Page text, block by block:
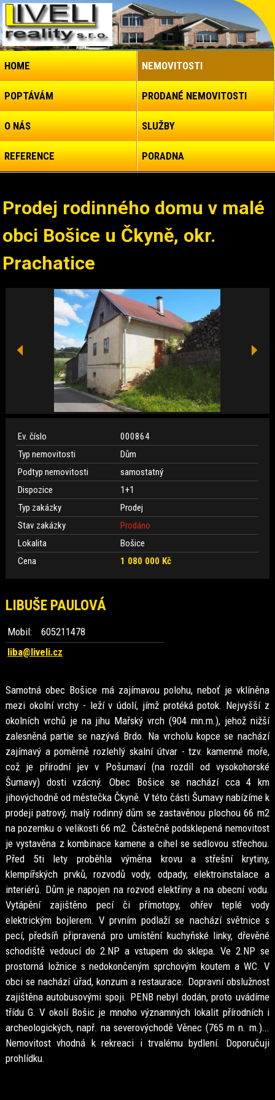
HOME NEMOVITOSTI
POPTÁVÁM PRODANÉ NEMOVITOSTI
O NÁS SLUŽBY
REFERENCE PORADNA
Prodej rodinného domu v malé
obci Bošice u Čkyně, okr.
Prachatice
Ev. číslo
000864
Typ nemovitosti
Dům
Podtyp nemovitosti
samostatný
Dispozice
1+1
Typ zakázky
Prodej
Stav zakázky
Prodáno
Lokalita
Bošice
Cena
1 080 000 Kč
LIBUŠE PAULOVÁ
Mobil:
605211478
liba@liveli.cz
Samotná obec Bošice má zajímavou polohu, neboť je vklíněna
mezi okolní vrchy - leží v údolí, jímž protéká potok. Nejvyšší z
okolních vrchů je na jihu Mařský vrch (904 mn.m.), jehož nižší
zalesněná partie se nazývá Brdo. Na vrcholu kopce se nachází
zajímavý a poměrně rozlehlý skalní útvar - tzv. kamenné moře,
což je přírodní jev v Pošumaví (na rozdíl od vysokohorské
Šumavy) dosti vzácný. Obec Bošice se nachází cca 4 km
jihovýchodně od městečka Čkyně. V této části Šumavy nabízíme k
prodeji patrový, malý rodinný dům se zastavěnou plochou 66 m2
na pozemku o velikosti 66 m2. Částečně podsklepená nemovitost
je vystavěna z kombinace kamene a cihel se sedlovou střechou.
Před 5ti lety proběhla výměna krovu a střešní krytiny,
klempířských prvků, rozvodů vody, odpady, elektroinstalace a
interiérů. Dům je napojen na rozvod elektřiny a na obecní vodu.
Vytápění zajištěno pecí či přímotopy, ohřev teplé vody
elektrickým bojlerem. V prvním podlaží se nachází světnice s
pecí, předsíň připravená pro umístění kuchyňské linky, dřevěné
schodiště vedoucí do 2.NP a vstupem do sklepa. Ve 2.NP se
prostorná ložnice s nedokončeným sprchovým koutem a WC. V
obci se nachází úřad, konzum a restaurace. Dopravní obslužnost
zajištěna autobusovými spoji. PENB nebyl dodán, proto uvádíme
třídu G. V okolí Bošic je mnoho významných lokalit přírodních i
archeologických, např. na severovýchodě Věnec (765 m n. m.)...
Nemovitost vhodná k rekreaci i trvalému bydlení. Doporučuji
prohlídku.